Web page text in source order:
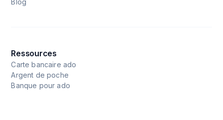
Ressources
Carte bancaire ado
Argent de poche
Banque pour ado